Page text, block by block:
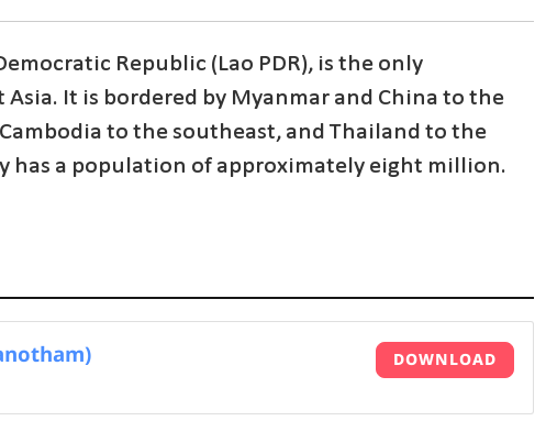
Republic (Lao PDR), is the only
It is bordered by Myanmar and China to the
to the southeast, and Thailand to the
has a population of approximately eight million.
DOWNLOAD